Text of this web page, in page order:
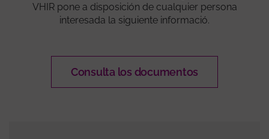
VHIR pone a disposición de cualquier persona
interesada la siguiente informació.
Consulta los documentos